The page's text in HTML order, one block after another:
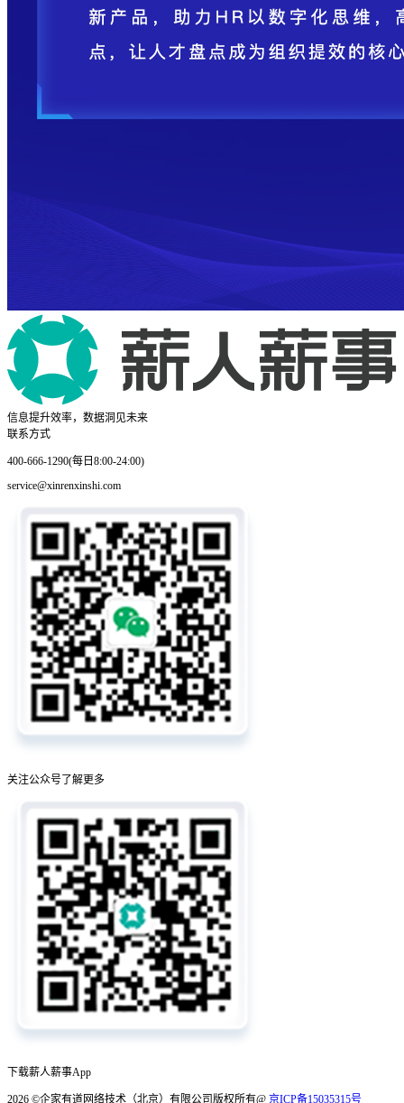
信息提升效率，数据洞见未来
联系方式
400-666-1290(每日8:00-24:00)
service@xinrenxinshi.com
关注公众号了解更多
下载薪人薪事App
2026 ©企家有道网络技术（北京）有限公司版权所有@ 京ICP备15035315号